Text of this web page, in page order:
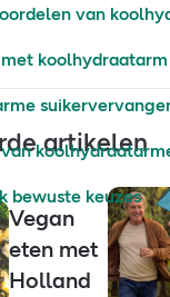
van
bewuste keuzes
artikelen
Vegan
eten met
Holland